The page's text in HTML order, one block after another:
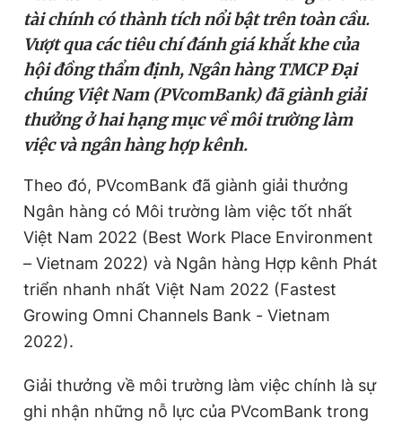
Tiện ích Bạn cần biết
Thông tin tòa soạn Liên hệ quảng cáo
Đọc Thanh Niên trên điện thoại
Theo dõi báo trên
Hotline
0906 645 777
Liên hệ quảng cáo
0908 780 404
tài chính có thành tích nổi bật trên toàn cầu.
Vượt qua các tiêu chí đánh giá khắt khe của
hội đồng thẩm định, Ngân hàng TMCP Đại
chúng Việt Nam (PVcomBank) đã giành giải
thưởng ở hai hạng mục về môi trường làm
việc và ngân hàng hợp kênh.
Theo đó, PVcomBank đã giành giải thưởng
Ngân hàng có Môi trường làm việc tốt nhất
Việt Nam 2022 (Best Work Place Environment
– Vietnam 2022) và Ngân hàng Hợp kênh Phát
triển nhanh nhất Việt Nam 2022 (Fastest
Growing Omni Channels Bank - Vietnam
2022).
Giải thưởng về môi trường làm việc chính là sự
ghi nhận những nỗ lực của PVcomBank trong